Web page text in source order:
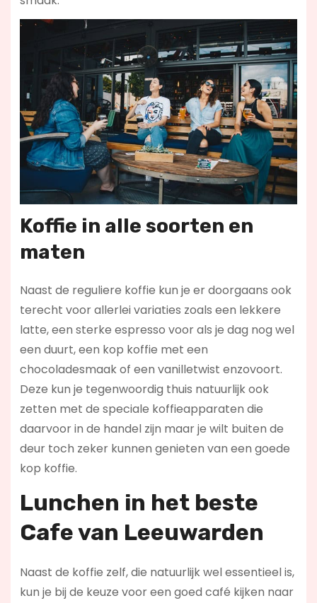
Koffie in alle soorten en
maten
Naast de reguliere koffie kun je er doorgaans ook
terecht voor allerlei variaties zoals een lekkere
latte, een sterke espresso voor als je dag nog wel
een duurt, een kop koffie met een
chocoladesmaak of een vanilletwist enzovoort.
Deze kun je tegenwoordig thuis natuurlijk ook
zetten met de speciale koffieapparaten die
daarvoor in de handel zijn maar je wilt buiten de
deur toch zeker kunnen genieten van een goede
kop koffie.
Lunchen in het beste
Cafe van Leeuwarden
Naast de koffie zelf, die natuurlijk wel essentieel is,
kun je bij de keuze voor een goed café kijken naar